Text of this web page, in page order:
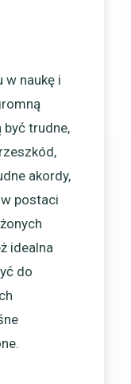
naukę i
trudne,
akordy,
postaci
idealna
do